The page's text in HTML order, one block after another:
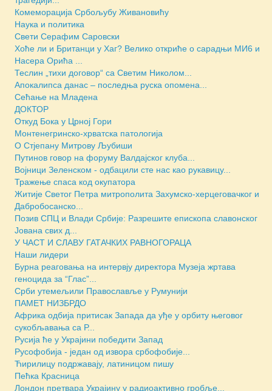
Комеморација Србољубу Живановићу
Наука и политика
Свети Серафим Саровски
Хоће ли и Британци у Хаг? Велико откриће о сарадњи МИ6 и
Насера Орића ...
Теслин „тихи договор“ са Светим Николом...
Апокалипса данас – последња руска опомена...
Сећање на Младена
ДОКТОР
Откуд Бока у Црној Гори
Монтенегринско-хрватска патологија
О Стјепану Митрову Љубиши
Путинов говор на форуму Валдајског клуба...
Војници Зеленском - одбацили сте нас као рукавицу...
Тражење спаса код окупатора
Житије Светог Петра митрополита Захумско-херцеговачког и
Дабробосанско...
Позив СПЦ и Влади Србије: Разрешите епископа славонског
Јована свих д...
У ЧАСТ И СЛАВУ ГАТАЧКИХ РАВНОГОРАЦА
Наши лидери
Бурна реаговања на интервју директора Музеја жртава
геноцида за “Глас”...
Срби утемељили Православље у Румунији
ПАМЕТ НИЗБРДО
Африка одбија притисак Запада да уђе у орбиту његовог
сукобљавања са Р...
Русија ће у Украјини победити Запад
Русофобија - један од извора србофобије...
Ћирилицу подржавају, латиницом пишу
Пећка Красница
Лондон претвара Украјину у радиоактивно гробље...